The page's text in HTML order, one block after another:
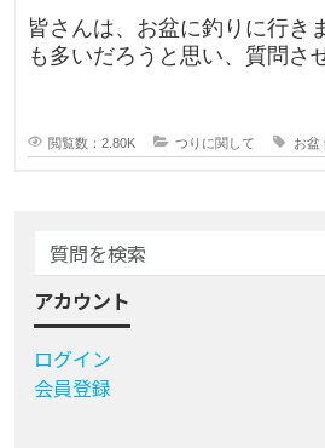
皆さんは、お盆に釣りに行き
も多いだろうと思い、質問さ
閲覧数：2.80K つりに関して お盆
アカウント
ログイン
会員登録